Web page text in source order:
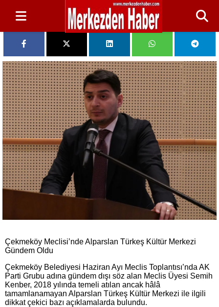
Çekmeköy Meclisi’nde Alparslan Türkeş Kültür Merkezi
Gündem Oldu
Çekmeköy Belediyesi Haziran Ayı Meclis Toplantısı’nda AK
Parti Grubu adına gündem dışı söz alan Meclis Üyesi Semih
Kenber, 2018 yılında temeli atılan ancak hâlâ
tamamlanamayan Alparslan Türkeş Kültür Merkezi ile ilgili
dikkat çekici bazı açıklamalarda bulundu.